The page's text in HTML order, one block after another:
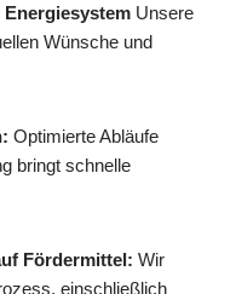
Unsere
Wünsche und
Optimierte Abläufe
bringt schnelle
Fördermittel: Wir
einschließlich